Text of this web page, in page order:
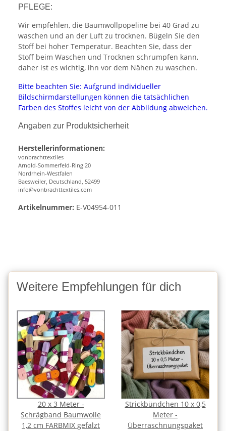
PFLEGE:
Wir empfehlen, die Baumwollpopeline bei 40 Grad zu
waschen und an der Luft zu trocknen. Bügeln Sie den
Stoff bei hoher Temperatur. Beachten Sie, dass der
Stoff beim Waschen und Trocknen schrumpfen kann,
daher ist es wichtig, ihn vor dem Nähen zu waschen.
Bitte beachten Sie: Aufgrund individueller
Bildschirmdarstellungen können die tatsächlichen
Farben des Stoffes leicht von der Abbildung abweichen.
Angaben zur Produktsicherheit
Herstellerinformationen:
vonbrachttextiles
Arnold-Sommerfeld-Ring 20
Nordrhein-Westfalen
Baesweiler, Deutschland, 52499
info@vonbrachttextiles.com
Artikelnummer: E-V04954-011
Weitere Empfehlungen für dich
20 x 3 Meter -
Schrägband Baumwolle
1,2 cm FARBMIX gefalzt
Strickbündchen 10 x 0,5
Meter -
Überraschnungspaket